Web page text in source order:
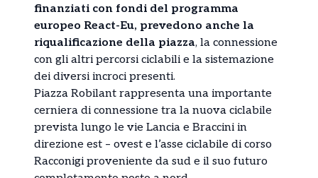
finanziati con fondi del programma
europeo React-Eu, prevedono anche la
riqualificazione della piazza, la connessione
con gli altri percorsi ciclabili e la sistemazione
dei diversi incroci presenti.
Piazza Robilant rappresenta una importante
cerniera di connessione tra la nuova ciclabile
prevista lungo le vie Lancia e Braccini in
direzione est – ovest e l’asse ciclabile di corso
Racconigi proveniente da sud e il suo futuro